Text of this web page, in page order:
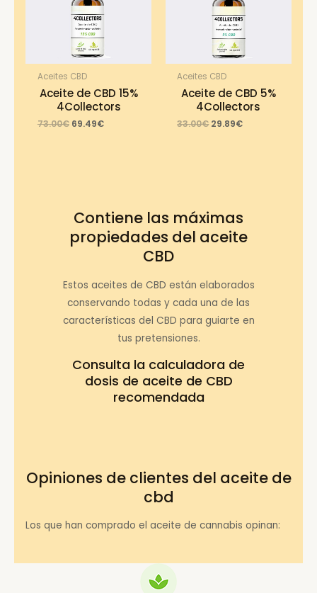
Aceites CBD
Aceite de CBD 15%
4Collectors
73.00€ Original
69.49€Current
Aceites CBD
Aceite de CBD 5%
4Collectors
33.00€ Original
29.89€Current
Contiene las máximas
propiedades del aceite
CBD
Estos aceites de CBD están elaborados
conservando todas y cada una de las
características del CBD para guiarte en
tus pretensiones.
Consulta la calculadora de
dosis de aceite de CBD
recomendada
Opiniones de clientes del aceite de
cbd
Los que han comprado el aceite de cannabis opinan: